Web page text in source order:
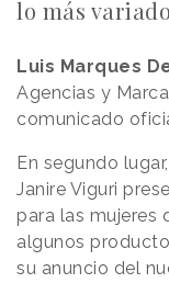
lo más
Luis Marques
Agencias y
comunicado
En segundo lugar,
Janire Viguri
para las mujeres
algunos
su anuncio del